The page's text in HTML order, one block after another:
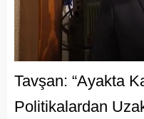
Tavşan: “Ayakta
Politikalardan